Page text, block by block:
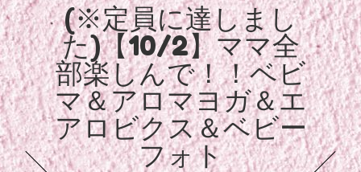
(※定員に達しまし
た)【10/2】ママ全
部楽しんで！！ベビ
マ＆アロマヨガ＆エ
アロビクス＆ベビー
フォト